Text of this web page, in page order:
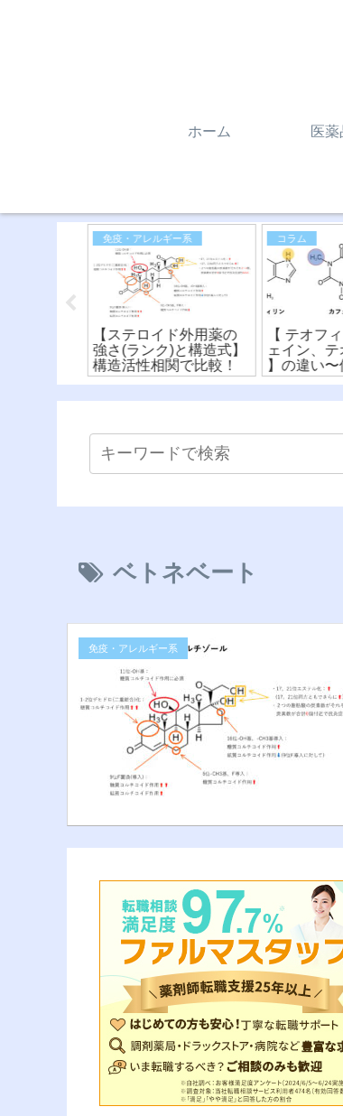
ホーム 医
免疫・アレルギー系
【ステロイド外用薬の
強さ(ランク)と構造式】
構造活性相関で比較！
コラム
【 テオフ
ェイン、
】の違い
違う？！化
ベトネベート
免疫・アレルギー系